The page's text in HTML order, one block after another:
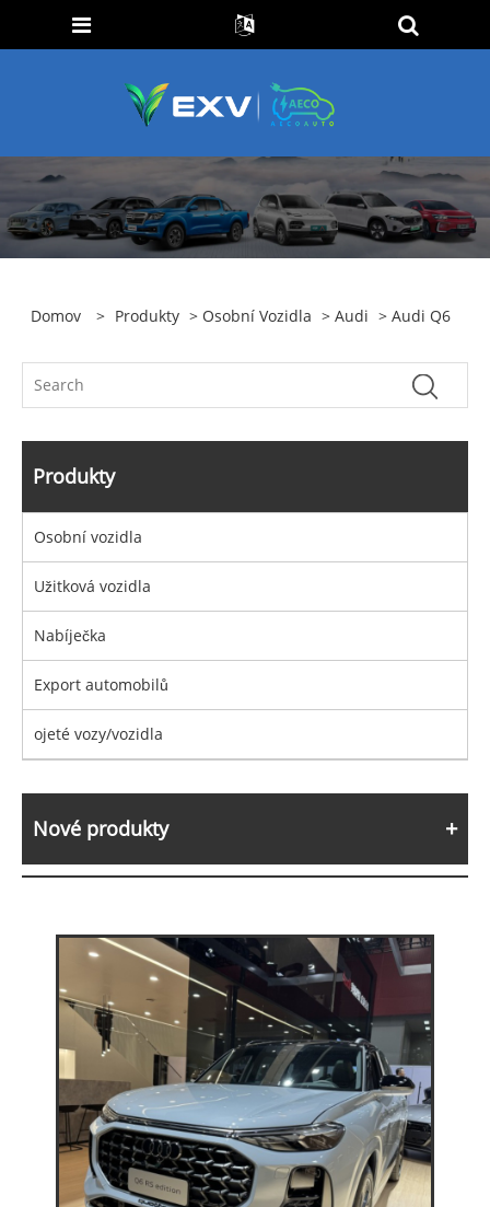
Domov > Produkty > Osobní Vozidla >Audi > Audi Q6
Produkty
Osobní vozidla
Užitková vozidla
Nabíječka
Export automobilů
ojeté vozy/vozidla
Nové produkty